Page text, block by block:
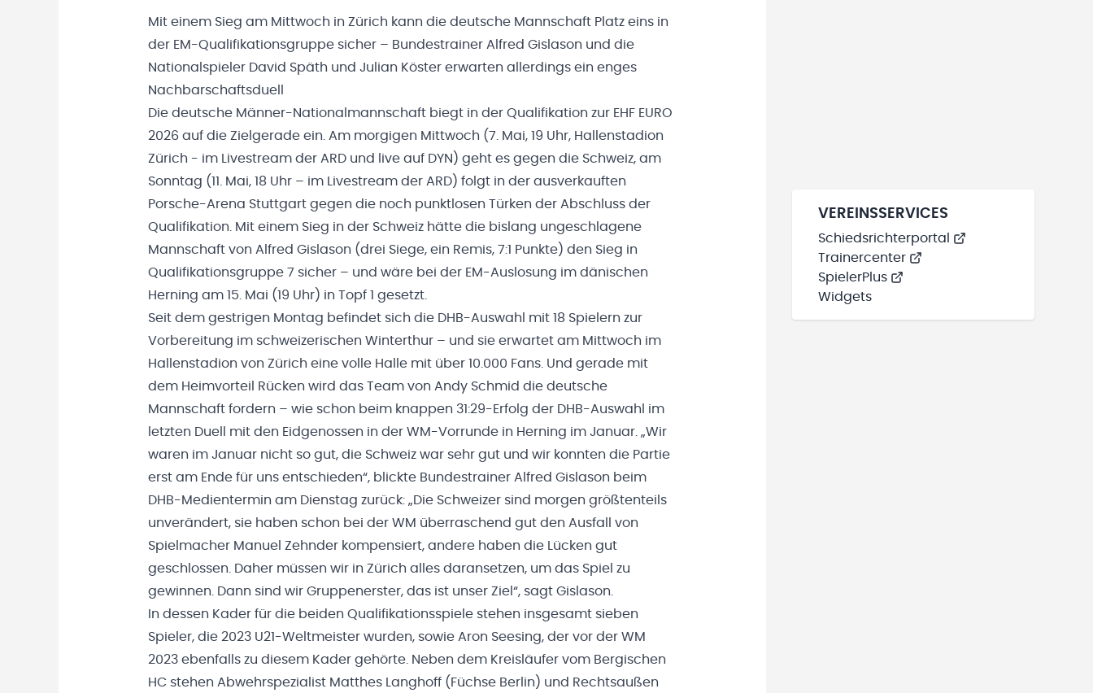
Mit einem Sieg am Mittwoch in Zürich kann die deutsche Mannschaft Platz eins in
der EM-Qualifikationsgruppe sicher – Bundestrainer Alfred Gislason und die
Nationalspieler David Späth und Julian Köster erwarten allerdings ein enges
Nachbarschaftsduell
Die deutsche Männer-Nationalmannschaft biegt in der Qualifikation zur EHF EURO
2026 auf die Zielgerade ein. Am morgigen Mittwoch (7. Mai, 19 Uhr, Hallenstadion
Zürich - im Livestream der ARD und live auf DYN) geht es gegen die Schweiz, am
Sonntag (11. Mai, 18 Uhr – im Livestream der ARD) folgt in der ausverkauften
Porsche-Arena Stuttgart gegen die noch punktlosen Türken der Abschluss der
Qualifikation. Mit einem Sieg in der Schweiz hätte die bislang ungeschlagene
Mannschaft von Alfred Gislason (drei Siege, ein Remis, 7:1 Punkte) den Sieg in
Qualifikationsgruppe 7 sicher – und wäre bei der EM-Auslosung im dänischen
Herning am 15. Mai (19 Uhr) in Topf 1 gesetzt.
Seit dem gestrigen Montag befindet sich die DHB-Auswahl mit 18 Spielern zur
Vorbereitung im schweizerischen Winterthur – und sie erwartet am Mittwoch im
Hallenstadion von Zürich eine volle Halle mit über 10.000 Fans. Und gerade mit
dem Heimvorteil Rücken wird das Team von Andy Schmid die deutsche
Mannschaft fordern – wie schon beim knappen 31:29-Erfolg der DHB-Auswahl im
letzten Duell mit den Eidgenossen in der WM-Vorrunde in Herning im Januar. „Wir
waren im Januar nicht so gut, die Schweiz war sehr gut und wir konnten die Partie
erst am Ende für uns entschieden“, blickte Bundestrainer Alfred Gislason beim
DHB-Medientermin am Dienstag zurück: „Die Schweizer sind morgen größtenteils
unverändert, sie haben schon bei der WM überraschend gut den Ausfall von
Spielmacher Manuel Zehnder kompensiert, andere haben die Lücken gut
geschlossen. Daher müssen wir in Zürich alles daransetzen, um das Spiel zu
gewinnen. Dann sind wir Gruppenerster, das ist unser Ziel“, sagt Gislason.
In dessen Kader für die beiden Qualifikationsspiele stehen insgesamt sieben
Spieler, die 2023 U21-Weltmeister wurden, sowie Aron Seesing, der vor der WM
2023 ebenfalls zu diesem Kader gehörte. Neben dem Kreisläufer vom Bergischen
HC stehen Abwehrspezialist Matthes Langhoff (Füchse Berlin) und Rechtsaußen
VEREINSSERVICES
Schiedsrichterportal
Trainercenter
SpielerPlus
Widgets